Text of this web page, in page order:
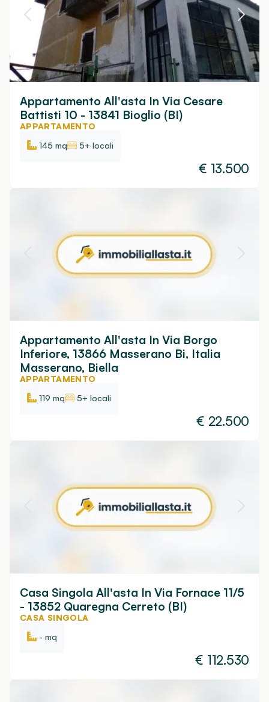
Appartamento All'asta In Via Cesare
Battisti 10 - 13841 Bioglio (BI)
APPARTAMENTO
145 mq
5+ locali
€ 13.500
Appartamento All'asta In Via Borgo
Inferiore, 13866 Masserano Bi, Italia
Masserano, Biella
APPARTAMENTO
119 mq
5+ locali
€ 22.500
Casa Singola All'asta In Via Fornace 11/5
- 13852 Quaregna Cerreto (BI)
CASA SINGOLA
- mq
€ 112.530